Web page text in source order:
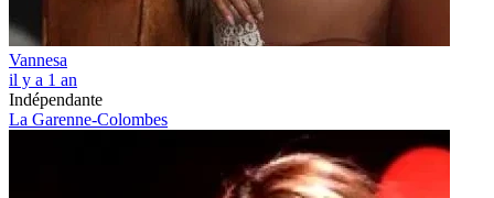
Vannesa
il y a 1 an
Indépendante
La Garenne-Colombes